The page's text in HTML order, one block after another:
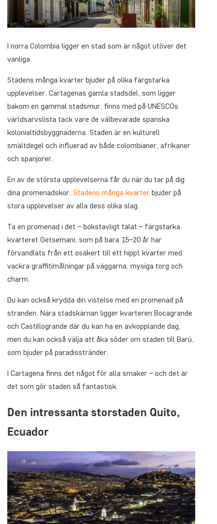
I norra Colombia ligger en stad som är något utöver det
vanliga.
Stadens många kvarter bjuder på olika färgstarka
upplevelser. Cartagenas gamla stadsdel, som ligger
bakom en gammal stadsmur, finns med på UNESCOs
världsarvslista tack vare de välbevarade spanska
kolonialtidsbyggnaderna. Staden är en kulturell
smältdegel och influerad av både colombianer, afrikaner
och spanjorer.
En av de största upplevelserna får du när du tar på dig
dina promenadskor. Stadens många kvarter bjuder på
stora upplevelser av alla dess olika slag.
Ta en promenad i det – bokstavligt talat – färgstarka
kvarteret Getsemani, som på bara 15–20 år har
förvandlats från ett osäkert till ett hippt kvarter med
vackra graffitimålningar på väggarna, mysiga torg och
charm.
Du kan också krydda din vistelse med en promenad på
stranden. Nära stadskärnan ligger kvarteren Bocagrande
och Castillogrande där du kan ha en avkopplande dag,
men du kan också välja att åka söder om staden till Barú,
som bjuder på paradisstränder.
I Cartagena finns det något för alla smaker – och det är
det som gör staden så fantastisk.
Den intressanta storstaden Quito,
Ecuador